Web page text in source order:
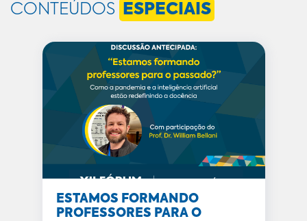
CONTEÚDOS ESPECIAIS
ESTAMOS FORMANDO
PROFESSORES PARA O